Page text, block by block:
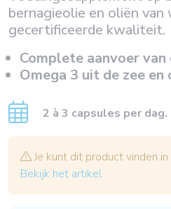
bernagieolie en oliën van
gecertificeerde kwaliteit.
Complete aanvoer
Omega 3 uit de zee
2 à 3 capsules per dag.
Je kunt dit product vinden
Bekijk het artikel